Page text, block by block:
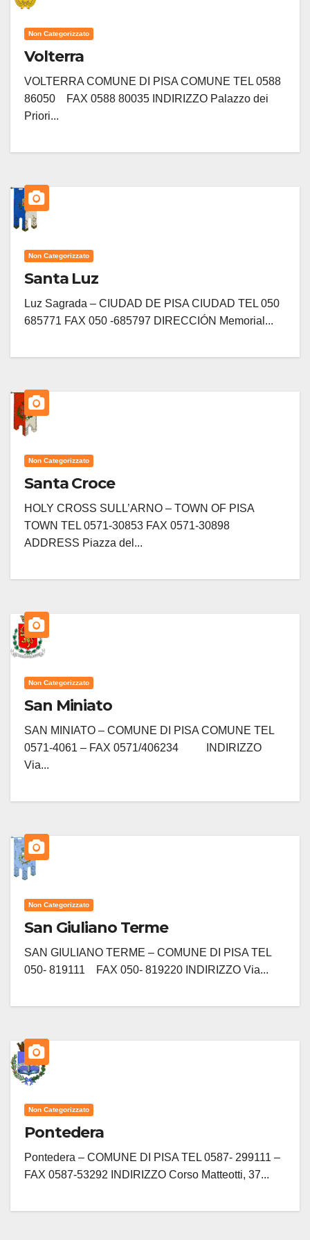
Non Categorizzato
Volterra
VOLTERRA COMUNE DI PISA COMUNE TEL 0588
86050 FAX 0588 80035 INDIRIZZO Palazzo dei
Priori...
Non Categorizzato
Santa Luz
Luz Sagrada – CIUDAD DE PISA CIUDAD TEL 050
685771 FAX 050 -685797 DIRECCIÓN Memorial...
Non Categorizzato
Santa Croce
HOLY CROSS SULL’ARNO – TOWN OF PISA
TOWN TEL 0571-30853 FAX 0571-30898
ADDRESS Piazza del...
Non Categorizzato
San Miniato
SAN MINIATO – COMUNE DI PISA COMUNE TEL
0571-4061 – FAX 0571/406234 INDIRIZZO
Via...
Non Categorizzato
San Giuliano Terme
SAN GIULIANO TERME – COMUNE DI PISA TEL
050- 819111 FAX 050- 819220 INDIRIZZO Via...
Non Categorizzato
Pontedera
Pontedera – COMUNE DI PISA TEL 0587- 299111 –
FAX 0587-53292 INDIRIZZO Corso Matteotti, 37...